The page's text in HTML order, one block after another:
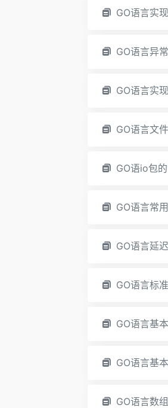
GO语言实
GO语言异
GO语言实
GO语言文
GO语io包
GO语言常
GO语言延
GO语言标
GO语言基
GO语言基
GO语言数